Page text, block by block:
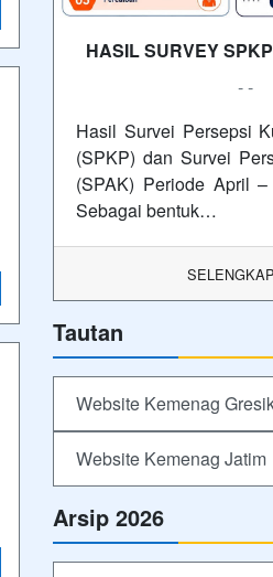
HASIL SURVEY
- -
Hasil Survei Persepsi
(SPKP) dan Survei
(SPAK) Periode April
Sebagai bentuk…
Tautan
Website Kemenag
Website Kemenag Jatim
Arsip 2026